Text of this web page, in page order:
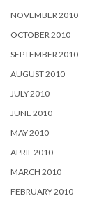
NOVEMBER 2010
OCTOBER 2010
SEPTEMBER 2010
AUGUST 2010
JULY 2010
JUNE 2010
MAY 2010
APRIL 2010
MARCH 2010
FEBRUARY 2010